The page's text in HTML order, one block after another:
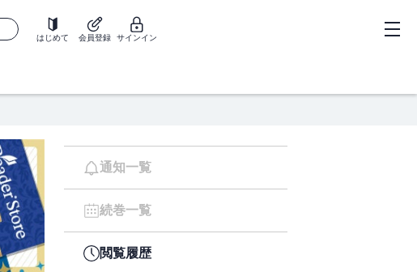
はじめて 会員登録 サインイン
通知一覧
続巻一覧
閲覧履歴